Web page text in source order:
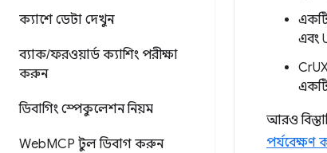
ক্যাশে ডেটা দেখুন
ব্যাক/ফরওয়ার্ড ক্যাশিং পরীক্ষা
করুন
ডিবাগিং স্পেকুলেশন নিয়ম
WebMCP টুল ডিবাগ করুন
এবং
আরও
পর্যবেক্ষণ